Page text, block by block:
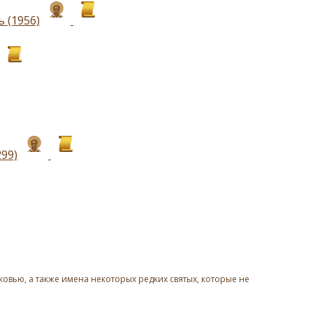
(1956)
а также имена некоторых редких святых, которые не